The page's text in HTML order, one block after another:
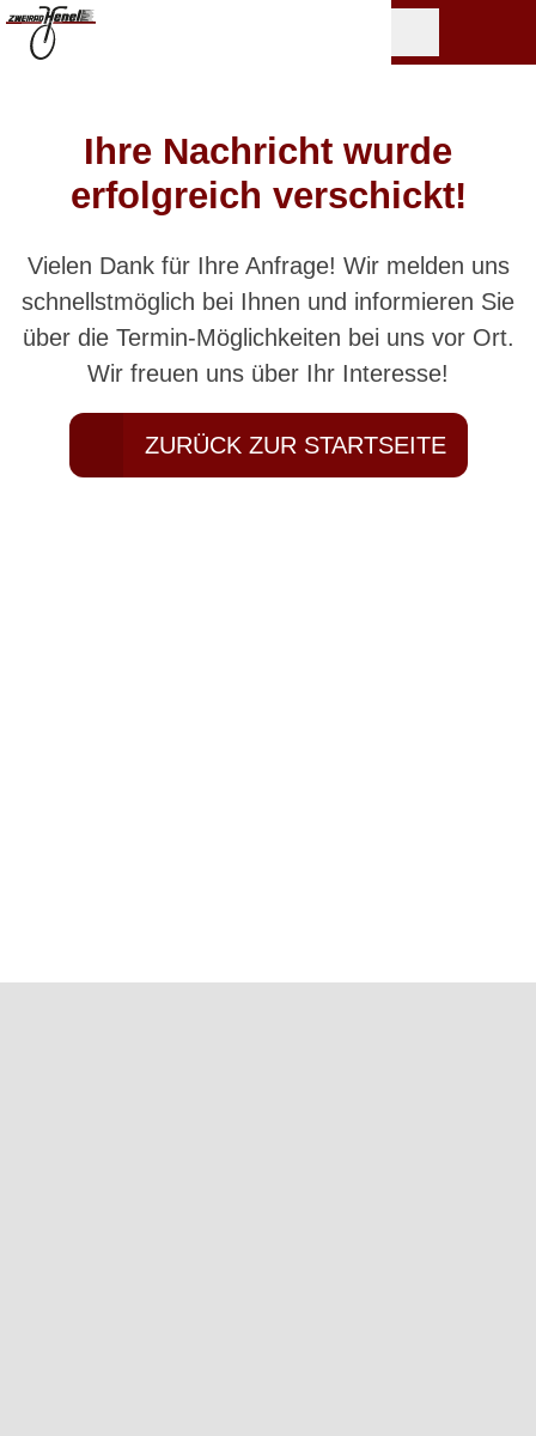
Ihre Nachricht wurde
erfolgreich verschickt!
Vielen Dank für Ihre Anfrage! Wir melden uns
schnellstmöglich bei Ihnen und informieren Sie
über die Termin-Möglichkeiten bei uns vor Ort.
Wir freuen uns über Ihr Interesse!
ZURÜCK ZUR STARTSEITE